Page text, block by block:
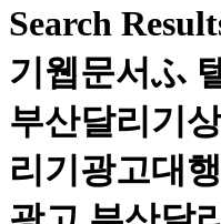
Search
기웹문서ふ
부산달리기
리기광고대